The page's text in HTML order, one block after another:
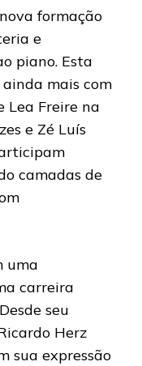
formação
e
piano. Esta
mais com
Lea Freire na
e Zé Luís
camadas de
uma
carreira
seu
Herz
sua expressão